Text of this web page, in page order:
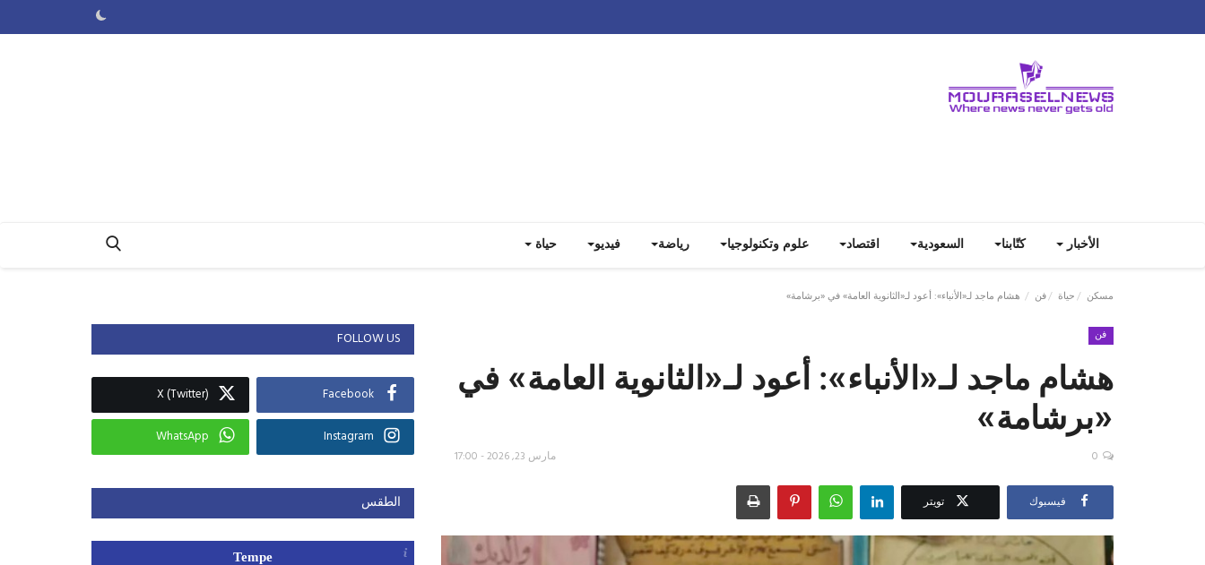
الأخبار كتّابنا السعودية اقتصاد علوم وتكنولوجيا رياضة فيديو حياة
مسكن حياة فن هشام ماجد لـ«الأنباء»: أعود لـ«الثانوية العامة» في «برشامة»
فن
هشام ماجد لـ«الأنباء»: أعود لـ«الثانوية العامة» في
«برشامة»
مارس 23, 2026 - 17:00 0
فيسبوك تويتر
FOLLOW US
Facebook
X (Twitter)
Instagram
WhatsApp
الطقس
Tempe